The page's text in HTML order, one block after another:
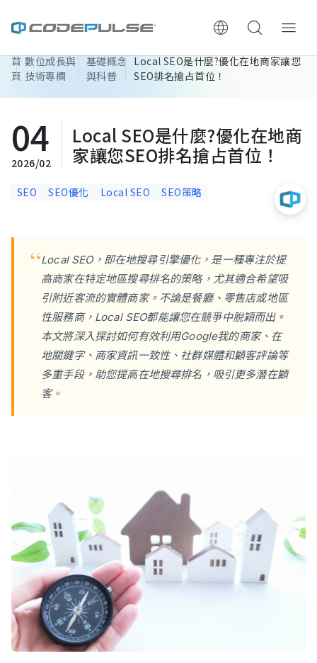
ChooWe AI仿生客服
服務與費用
架設流程
執行報告 / 策略解析
數位成長與技術專欄
立即諮詢
首
頁
數位成長與
技術專欄
基礎概念
與科普
Local SEO是什麼?優化在地商家讓您
SEO排名搶占首位！
04
2026/02
Local SEO是什麼?優化在地商
家讓您SEO排名搶占首位！
SEO SEO優化 Local SEO SEO策略
Local SEO，即在地搜尋引擎優化，是一種專注於提
高商家在特定地區搜尋排名的策略，尤其適合希望吸
引附近客流的實體商家。不論是餐廳、零售店或地區
性服務商，Local SEO都能讓您在競爭中脫穎而出。
本文將深入探討如何有效利用Google我的商家、在
地關鍵字、商家資訊一致性、社群媒體和顧客評論等
多重手段，助您提高在地搜尋排名，吸引更多潛在顧
客。